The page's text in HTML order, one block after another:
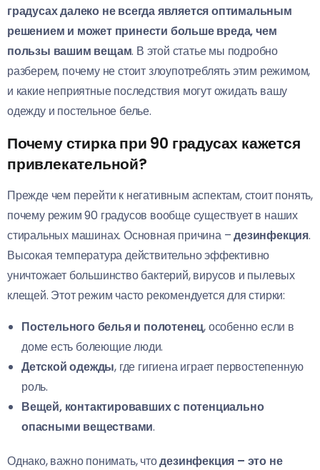
градусах далеко не всегда является оптимальным
решением и может принести больше вреда, чем
пользы вашим вещам. В этой статье мы подробно
разберем, почему не стоит злоупотреблять этим режимом,
и какие неприятные последствия могут ожидать вашу
одежду и постельное белье.
Почему стирка при 90 градусах кажется
привлекательной?
Прежде чем перейти к негативным аспектам, стоит понять,
почему режим 90 градусов вообще существует в наших
стиральных машинах. Основная причина –дезинфекция.
Высокая температура действительно эффективно
уничтожает большинство бактерий, вирусов и пылевых
клещей. Этот режим часто рекомендуется для стирки:
Постельного белья и полотенец, особенно если в
доме есть болеющие люди.
Детской одежды, где гигиена играет первостепенную
роль.
Вещей, контактировавших с потенциально
опасными веществами.
Однако, важно понимать, чтодезинфекция – это не